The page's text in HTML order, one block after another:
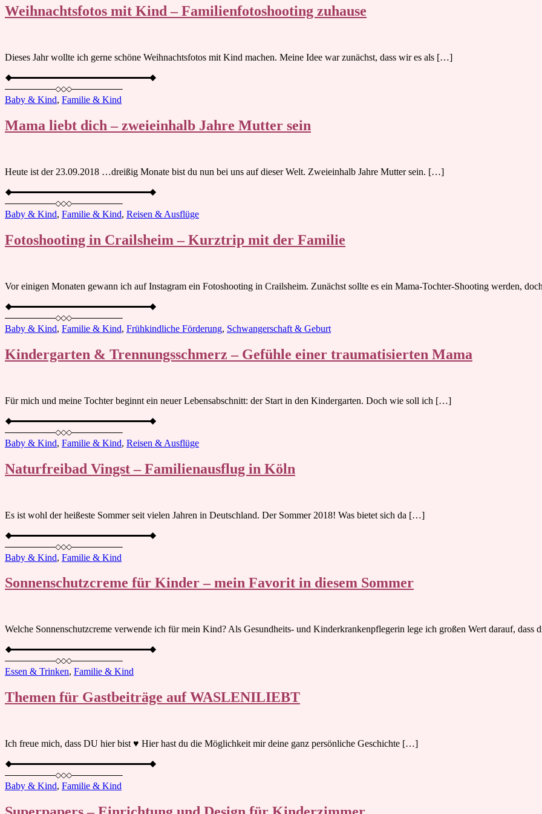
Weihnachtsfotos mit Kind – Familienfotoshooting zuhause
Dieses Jahr wollte ich gerne schöne Weihnachtsfotos mit Kind machen. Meine Idee war zunächst, dass wir es als […]
Baby & Kind, Familie & Kind
Mama liebt dich – zweieinhalb Jahre Mutter sein
Heute ist der 23.09.2018 …dreißig Monate bist du nun bei uns auf dieser Welt. Zweieinhalb Jahre Mutter sein. […]
Baby & Kind, Familie & Kind, Reisen & Ausflüge
Fotoshooting in Crailsheim – Kurztrip mit der Familie
Vor einigen Monaten gewann ich auf Instagram ein Fotoshooting in Crailsheim. Zunächst sollte es ein Mama-Tochter-Shooting werden,
Baby & Kind, Familie & Kind, Frühkindliche Förderung, Schwangerschaft & Geburt
Kindergarten & Trennungsschmerz – Gefühle einer traumatisierten Mama
Für mich und meine Tochter beginnt ein neuer Lebensabschnitt: der Start in den Kindergarten. Doch wie soll ich […]
Baby & Kind, Familie & Kind, Reisen & Ausflüge
Naturfreibad Vingst – Familienausflug in Köln
Es ist wohl der heißeste Sommer seit vielen Jahren in Deutschland. Der Sommer 2018! Was bietet sich da […]
Baby & Kind, Familie & Kind
Sonnenschutzcreme für Kinder – mein Favorit in diesem Sommer
Welche Sonnenschutzcreme verwende ich für mein Kind? Als Gesundheits- und Kinderkrankenpflegerin lege ich großen Wert darauf,
Essen & Trinken, Familie & Kind
Themen für Gastbeiträge auf WASLENILIEBT
Ich freue mich, dass DU hier bist ♥︎ Hier hast du die Möglichkeit mir deine ganz persönliche Geschichte […]
Baby & Kind, Familie & Kind